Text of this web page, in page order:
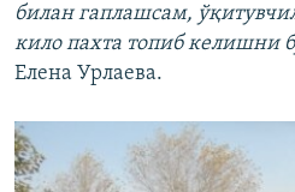
билан гаплашсам,
кило пахта топиб келишни
Елена Урлаева.